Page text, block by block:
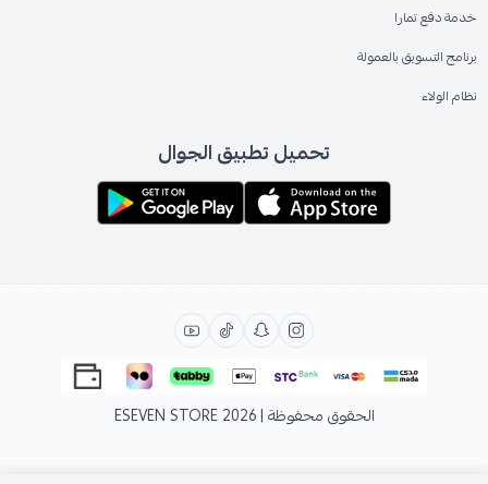
خدمة دفع تمارا
برنامج التسويق بالعمولة
نظام الولاء
تحميل تطبيق الجوال
الحقوق محفوظة | 2026 ESEVEN STORE